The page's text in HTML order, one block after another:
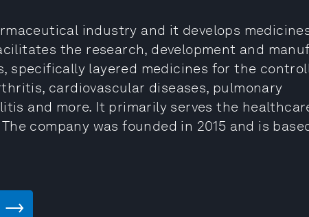
industry and it develops
the research, development and
specifically layered medicines for the
cardiovascular diseases, pulmonary
and more. It primarily serves the
company was founded in 2015 and is